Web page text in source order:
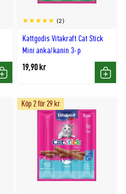
Köp
Kattgodis Vitakraft Cat Stick
Mini anka/kanin 3-p
(2)
19,90 kr
Köp
Köp 2 för 29 kr